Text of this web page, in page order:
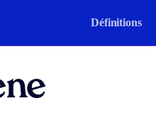
Définitions